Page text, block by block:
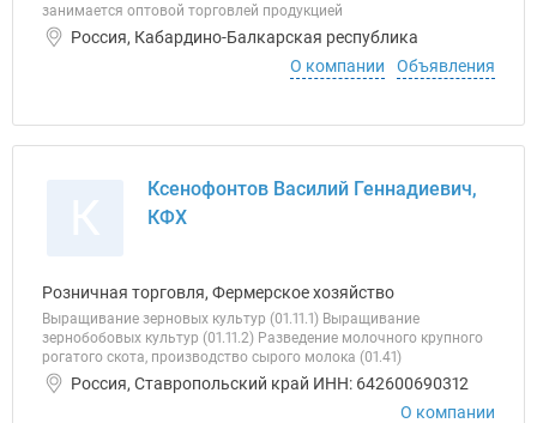
занимается оптовой торговлей продукцией
Россия, Кабардино-Балкарская республика
О компании
Объявления
Ксенофонтов Василий Геннадиевич,
КФХ
Розничная торговля, Фермерское хозяйство
Выращивание зерновых культур (01.11.1) Выращивание
зернобобовых культур (01.11.2) Разведение молочного крупного
рогатого скота, производство сырого молока (01.41)
Россия, Ставропольский край ИНН: 642600690312
О компании